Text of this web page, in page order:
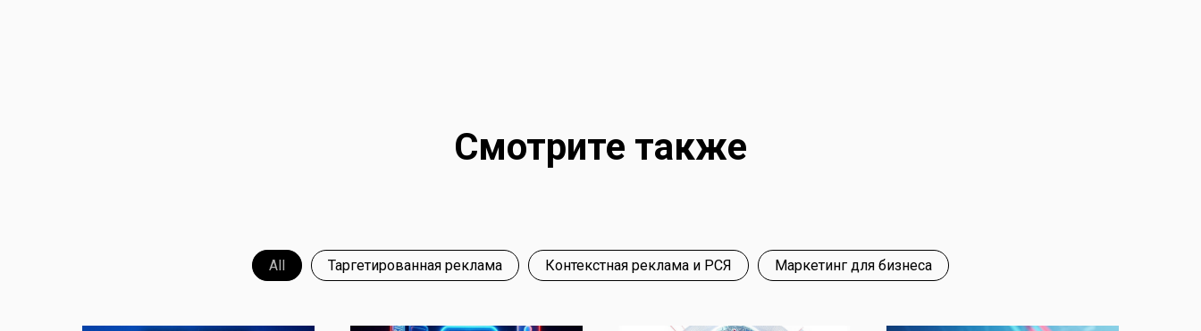
Смотрите также
All Таргетированная реклама Контекстная реклама и РСЯ Маркетинг для бизнеса